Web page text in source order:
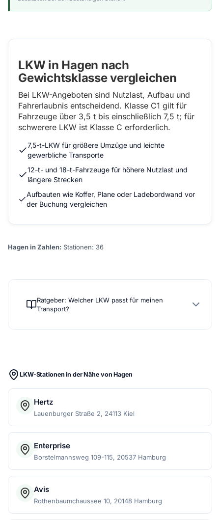
LKW in Hagen nach
Gewichtsklasse vergleichen
Bei LKW-Angeboten sind Nutzlast, Aufbau und
Fahrerlaubnis entscheidend. Klasse C1 gilt für
Fahrzeuge über 3,5 t bis einschließlich 7,5 t; für
schwerere LKW ist Klasse C erforderlich.
7,5-t-LKW für größere Umzüge und leichte
gewerbliche Transporte
12-t- und 18-t-Fahrzeuge für höhere Nutzlast und
längere Strecken
Aufbauten wie Koffer, Plane oder Ladebordwand vor
der Buchung vergleichen
Hagen in Zahlen: Stationen: 36
Ratgeber: Welcher LKW passt für meinen
Transport?
LKW-Stationen in der Nähe von Hagen
Hertz
Lauenburger Straße 2, 24113 Kiel
Enterprise
Borstelmannsweg 109-115, 20537 Hamburg
Avis
Rothenbaumchaussee 10, 20148 Hamburg